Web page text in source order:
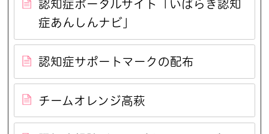
認知症ポータルサイト「いばらき認知
症あんしんナビ」
認知症サポートマークの配布
チームオレンジ高萩